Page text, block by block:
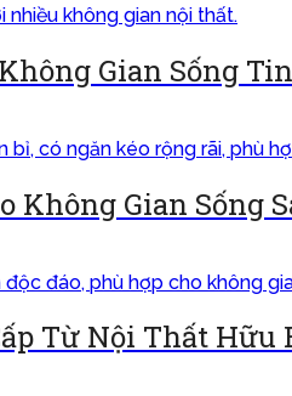
Gian Sống
Không Gian Sống
Từ Nội Thất Hữu